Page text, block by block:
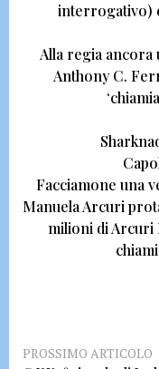
interrogativo)
Alla regia ancora
Anthony C.
Facciamone una
Manuela Arcuri
milioni di Arcuri
PROSSIMO ARTICOLO